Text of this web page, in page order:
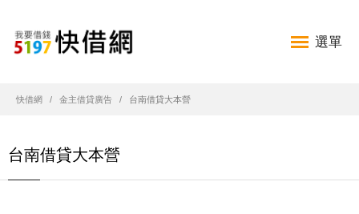
選單
快借網 金主借貸廣告 台南借貸大本營
台南借貸大本營